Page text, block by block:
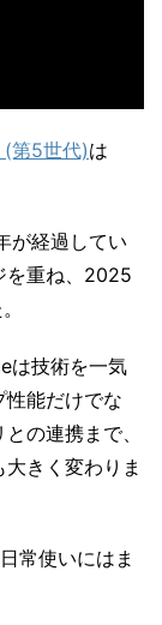
第5世代)は
が経過してい
を重ね、2025
は技術を一気
性能だけでな
の連携まで、
きく変わりま
常使いにはま